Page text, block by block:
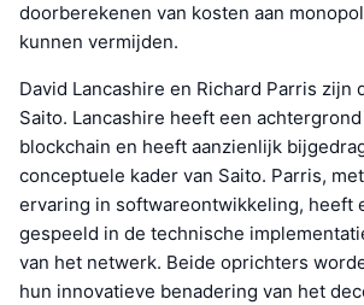
doorberekenen van kosten aan
kunnen vermijden.
David Lancashire en Richard Parris zijn
Saito. Lancashire heeft een
blockchain en heeft aanzienlijk
conceptuele kader van Saito. Parris,
ervaring in softwareontwikkeling, heeft
gespeeld in de technische
van het netwerk. Beide oprichters
hun innovatieve benadering van het